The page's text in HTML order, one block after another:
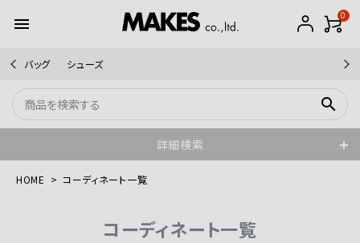
menu 0
バッグ シューズ
search
詳細検索
HOME コーディネート一覧
コーディネート一覧